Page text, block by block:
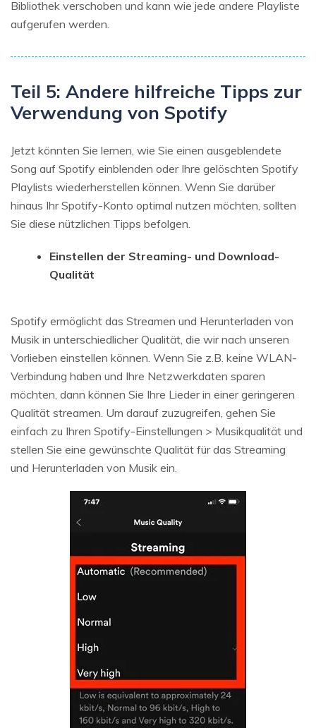
Bibliothek verschoben und kann wie jede andere Playliste
aufgerufen werden.
Teil 5: Andere hilfreiche Tipps zur
Verwendung von Spotify
Jetzt könnten Sie lernen, wie Sie einen ausgeblendete
Song auf Spotify einblenden oder Ihre gelöschten Spotify
Playlists wiederherstellen können. Wenn Sie darüber
hinaus Ihr Spotify-Konto optimal nutzen möchten, sollten
Sie diese nützlichen Tipps befolgen.
Einstellen der Streaming- und Download-
Qualität
Spotify ermöglicht das Streamen und Herunterladen von
Musik in unterschiedlicher Qualität, die wir nach unseren
Vorlieben einstellen können. Wenn Sie z.B. keine WLAN-
Verbindung haben und Ihre Netzwerkdaten sparen
möchten, dann können Sie Ihre Lieder in einer geringeren
Qualität streamen. Um darauf zuzugreifen, gehen Sie
einfach zu Ihren Spotify-Einstellungen > Musikqualität und
stellen Sie eine gewünschte Qualität für das Streaming
und Herunterladen von Musik ein.